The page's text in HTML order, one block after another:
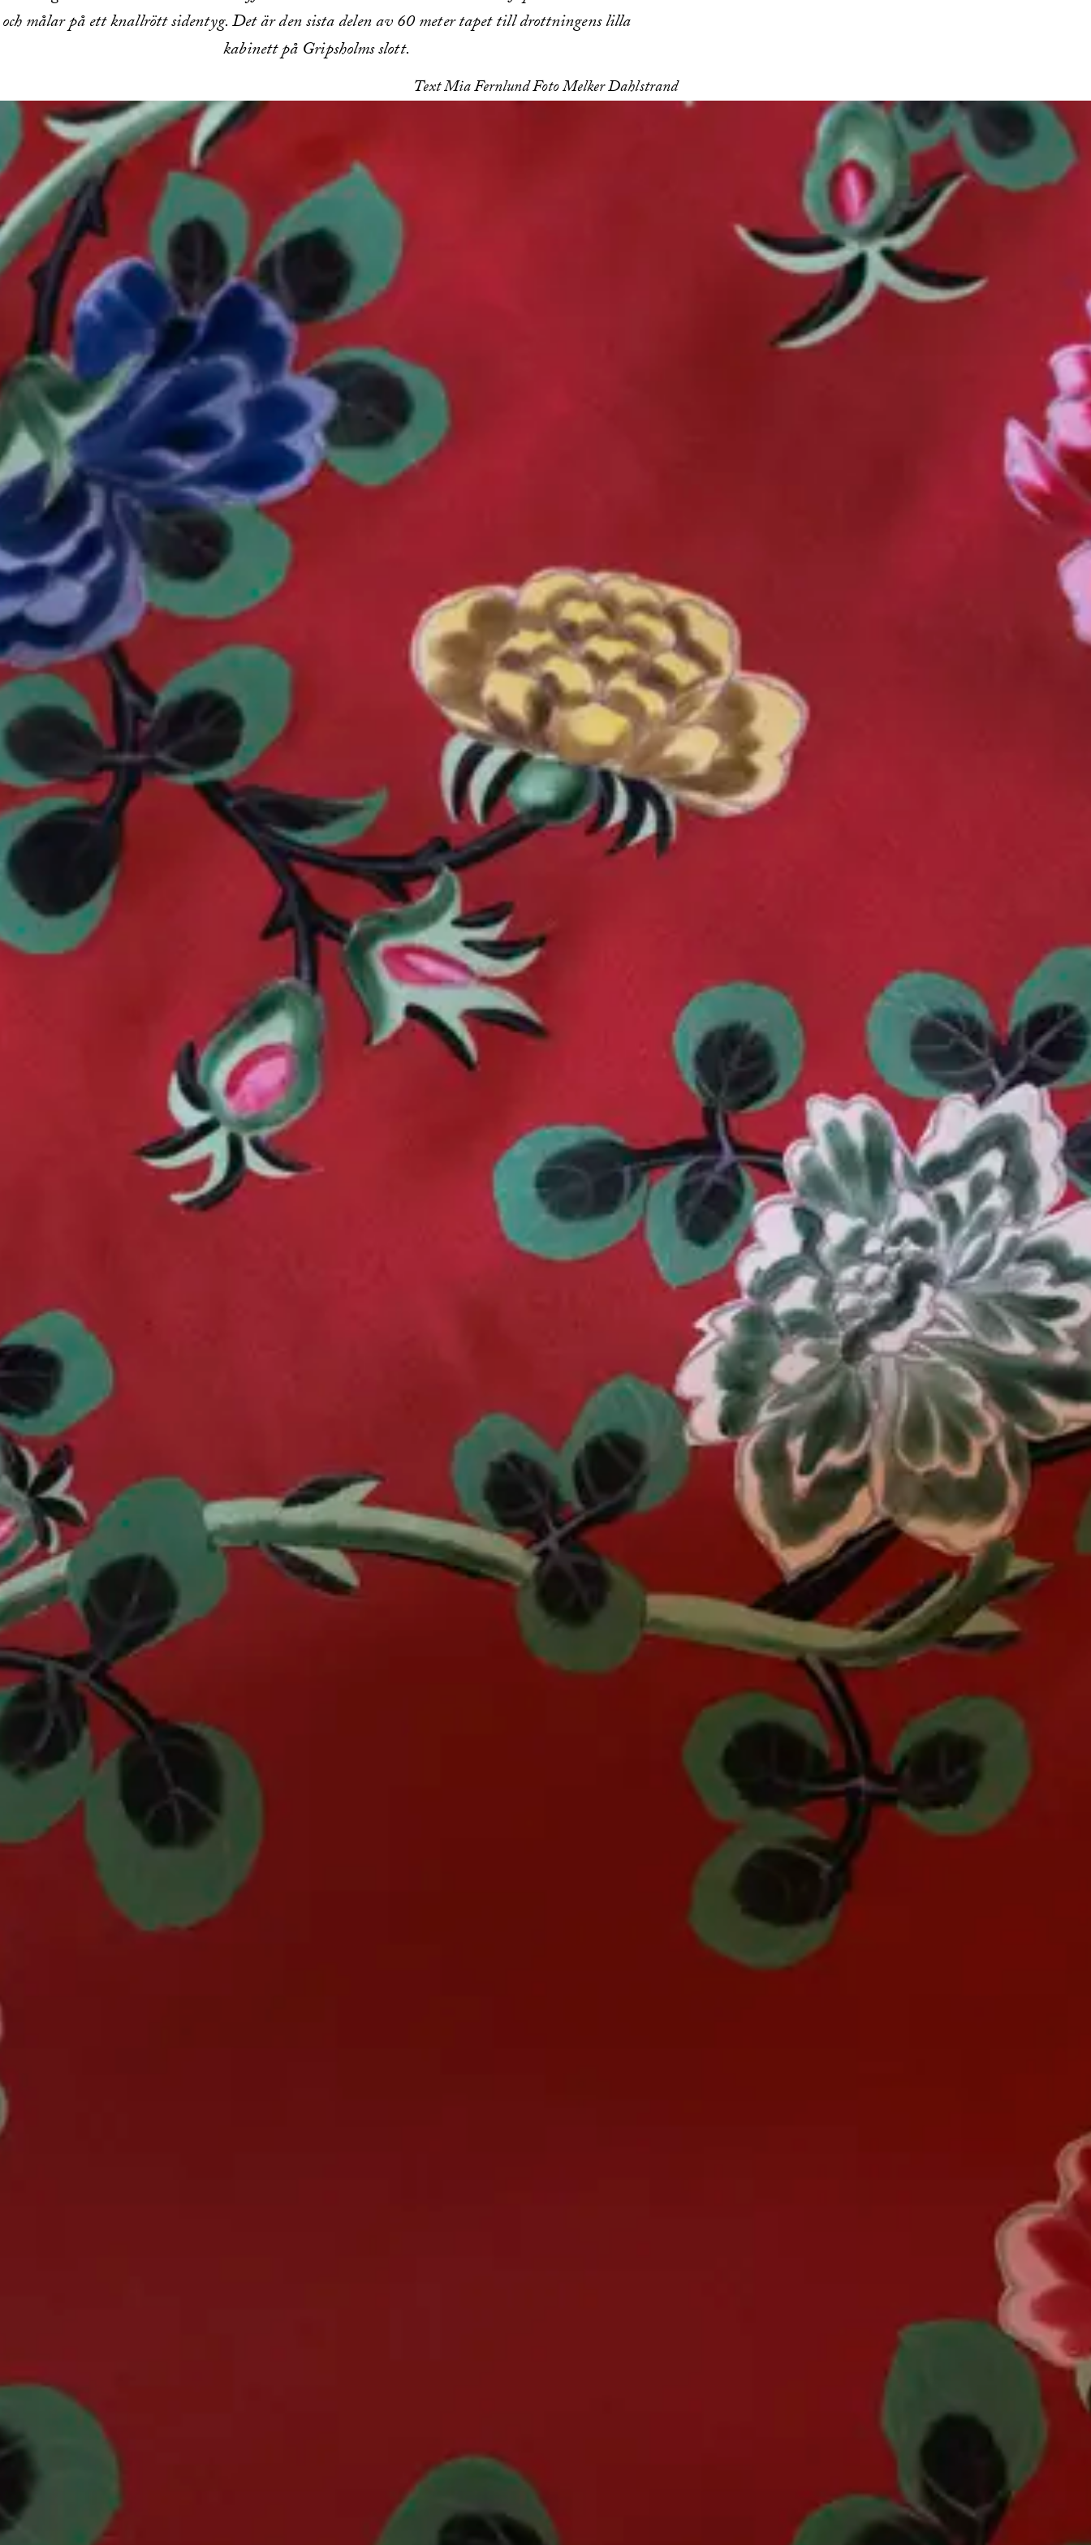
och målar på ett knallrött sidentyg. Det är den sista delen av 60 meter tapet till drottningens lilla
kabinett på Gripsholms slott.
Text Mia Fernlund Foto Melker Dahlstrand